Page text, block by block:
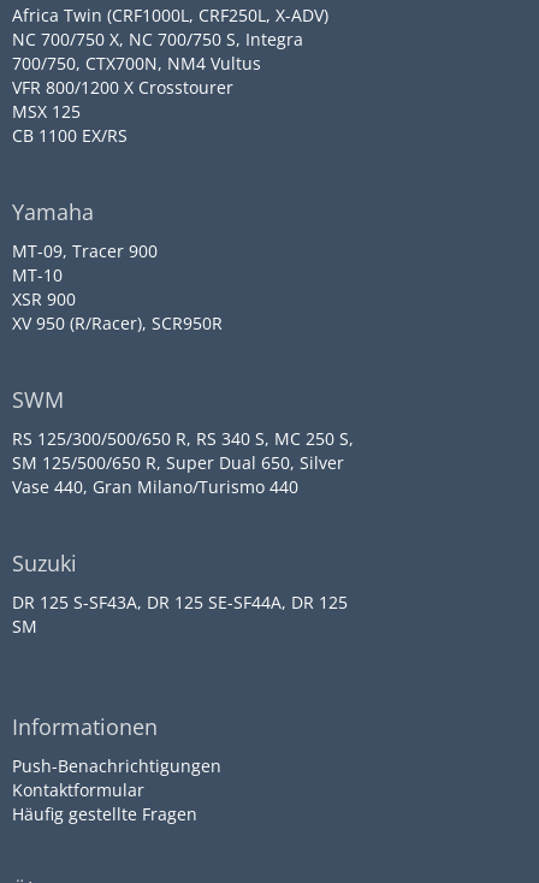
Africa Twin (CRF1000L, CRF250L, X-ADV)
NC 700/750 X, NC 700/750 S, Integra
700/750, CTX700N, NM4 Vultus
VFR 800/1200 X Crosstourer
MSX 125
CB 1100 EX/RS
Yamaha
MT-09, Tracer 900
MT-10
XSR 900
XV 950 (R/Racer), SCR950R
SWM
RS 125/300/500/650 R, RS 340 S, MC 250 S,
SM 125/500/650 R, Super Dual 650, Silver
Vase 440, Gran Milano/Turismo 440
Suzuki
DR 125 S-SF43A, DR 125 SE-SF44A, DR 125
SM
Informationen
Push-Benachrichtigungen
Kontaktformular
Häufig gestellte Fragen